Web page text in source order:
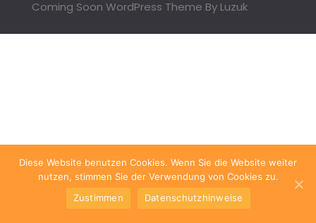
Coming Soon WordPress Theme By Luzuk
Diese Website benutzen Cookies. Wenn Sie die Website weiter
nutzen, stimmen Sie der Verwendung von Cookies zu.
Zustimmen
Datenschutzhinweise